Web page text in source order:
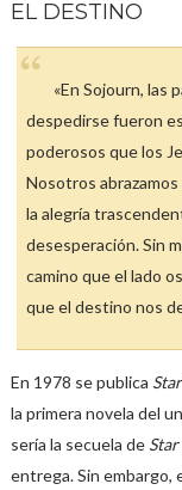
EL DESTINO
«En Sojourn, las
despedirse fueron
poderosos que los
Nosotros
la alegría
desesperación. Sin
camino que el lado
que el destino nos
En 1978 se publica
la primera novela del
sería la secuela de
entrega. Sin embargo,